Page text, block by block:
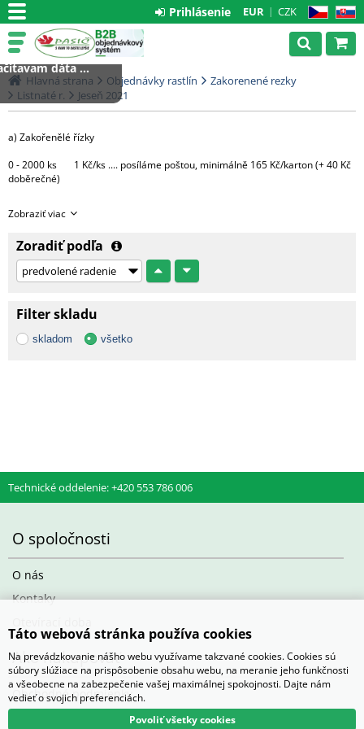
CZ SK
EUR CZK
Prihlásenie
Hlavná strana Objednávky rastlín
Zakorenené rezky
Listnaté r.
Jeseň 2021
a) Zakořenělé řízky
0 - 2000 ks 1 Kč/ks .... posíláme poštou, minimálně 165 Kč/karton (+ 40 Kč
doběrečné)
Každá další započatá paleta + 3000 Kč
Morava - 1 CC ....... 500 Kč + DPH
Čechy, Slovensko - doprava na dotaz
1-4 balení 140 Kč
5-8 balení 280 Kč
21 a více balení 780 Kč
Zobraziť viac
Zoradiť podľa
Filter skladu
skladom všetko
Technické oddelenie: +420 553 786 006
O spoločnosti
O nás
Kontaky
Ako nakupovať
Obchodné podmienky
Táto webová stránka používa cookies
Na prevádzkovanie nášho webu využívame takzvané cookies. Cookies sú
súbory slúžiace na prispôsobenie obsahu webu, na meranie jeho funkčnosti
a všeobecne na zabezpečenie vašej maximálnej spokojnosti. Dajte nám
vedieť o svojich preferenciách.
Povoliť všetky cookies
dáta ...